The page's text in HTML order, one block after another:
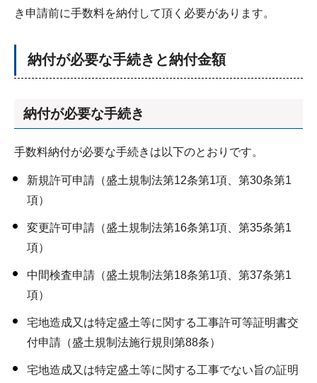
き申請前に手数料を納付して頂く必要があります。
納付が必要な手続きと納付金額
納付が必要な手続き
手数料納付が必要な手続きは以下のとおりです。
新規許可申請（盛土規制法第12条第1項、第30条第1
項）
変更許可申請（盛土規制法第16条第1項、第35条第1
項）
中間検査申請（盛土規制法第18条第1項、第37条第1
項）
宅地造成又は特定盛土等に関する工事許可等証明書交
付申請（盛土規制法施行規則第88条）
宅地造成又は特定盛土等に関する工事でない旨の証明